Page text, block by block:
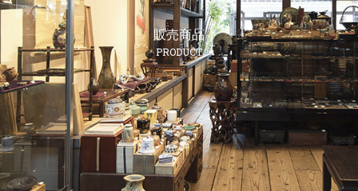
販売商品
PRODUCT